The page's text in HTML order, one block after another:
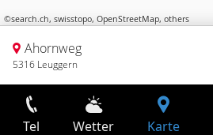
©search.ch, swisstopo, OpenStreetMap, others
Ahornweg
5316 Leuggern
Tel Wetter Karte